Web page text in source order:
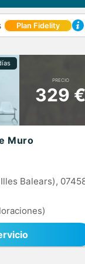
Plan Fidelity
PRECIO
329
Muro
Balears),